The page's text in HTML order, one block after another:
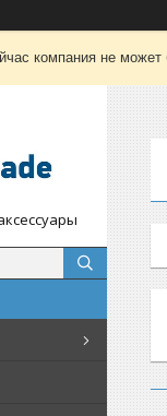
компания не может